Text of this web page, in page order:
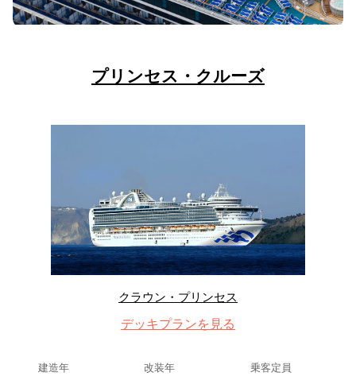
プリンセス・クルーズ
クラウン・プリンセス
デッキプランを見る
建造年 改装年 乗客定員